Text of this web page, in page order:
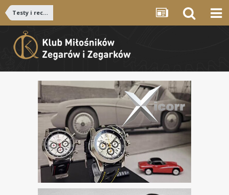
Testy i recenzje